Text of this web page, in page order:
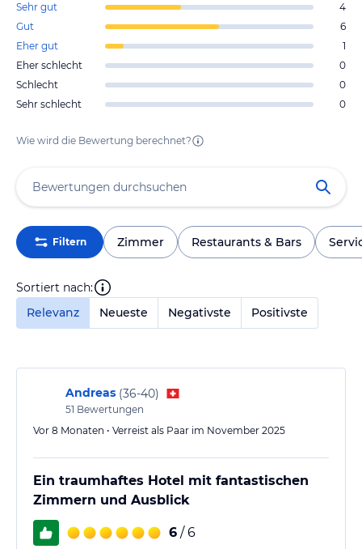
Sehr gut
4
Gut
6
Eher gut
1
Eher schlecht
0
Schlecht
0
Sehr schlecht
0
Wie wird die Bewertung berechnet?
Filtern Zimmer Restaurants & Bars
Sortiert nach:
Relevanz
Neueste Negativste Positivste
Andreas (36-40)
51 Bewertungen
Vor 8 Monaten • Verreist als Paar im November 2025
Ein traumhaftes Hotel mit fantastischen
Zimmern und Ausblick
6 / 6